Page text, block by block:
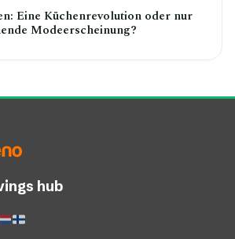
Eine Küchenrevolution oder nur
Modeerscheinung?
hub